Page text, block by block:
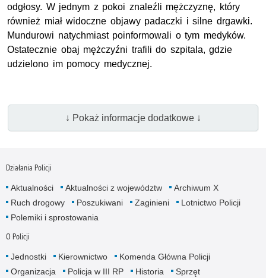
odgłosy. W jednym z pokoi znaleźli mężczyznę, który
również miał widoczne objawy padaczki i silne drgawki.
Mundurowi natychmiast poinformowali o tym medyków.
Ostatecznie obaj mężczyźni trafili do szpitala, gdzie
udzielono im pomocy medycznej.
↓ Pokaż informacje dodatkowe ↓
Działania Policji
Aktualności Aktualności z województw
Archiwum X
Ruch drogowy
Poszukiwani Zaginieni
Lotnictwo Policji
Polemiki i sprostowania
O Policji
Jednostki Kierownictwo
Komenda Główna Policji
Organizacja
Policja w III RP Historia
Sprzęt